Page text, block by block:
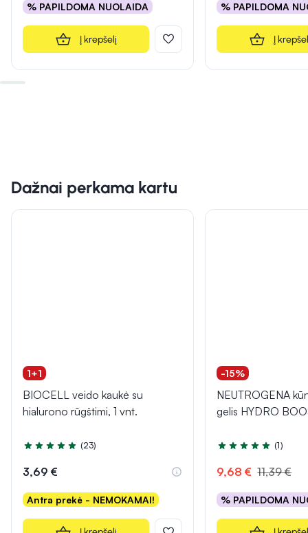
% PAPILDOMA NUOLAIDA
Į krepšelį
% PAPILDOMA
Į
Dažnai perkama kartu
1+1
BIOCELL veido kaukė su
hialurono rūgštimi, 1 vnt.
Įvertinimas 5.0 iš 5
(23)
3,69 €
Antra prekė - NEMOKAMAI!
-15%
NEUTROGENA
gelis HYDRO
Įvertinimas 5.0 iš 5
(1)
9,68 € 11,39 €
% PAPILDOMA